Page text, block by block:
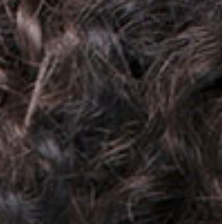
Ultra Feuchtigkeitspflege
Weichheit
Entwirren
Volumen
Alle benefits
Detox
Refresh
TERMOPROTEZIONE
Sonnenschutz